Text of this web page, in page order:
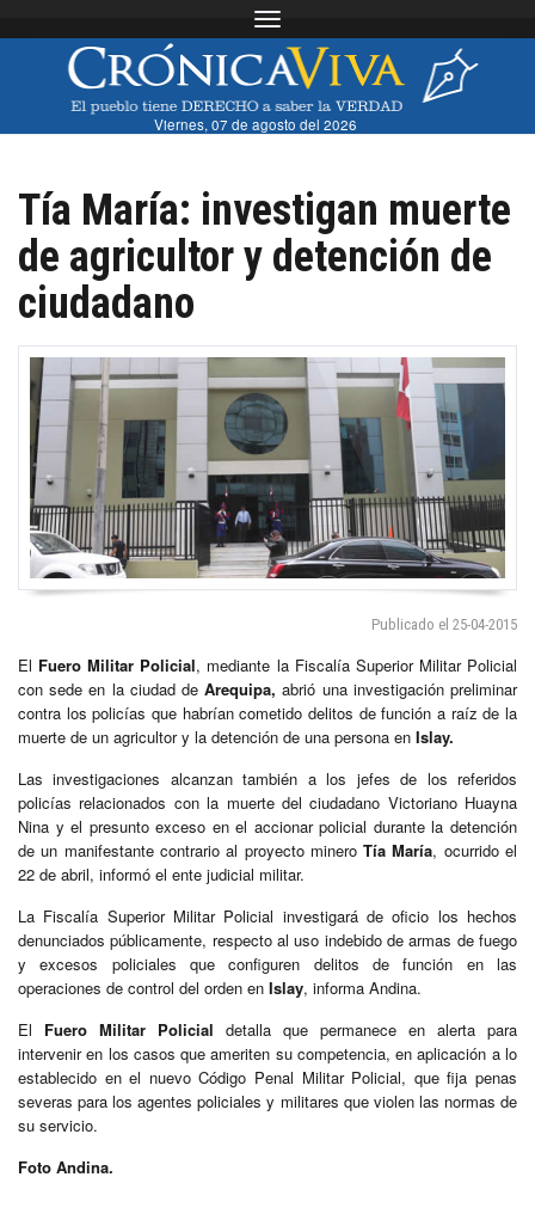
Toggle navigation
Viernes, 07 de agosto del 2026
Tía María: investigan muerte
de agricultor y detención de
ciudadano
Publicado el 25-04-2015
El Fuero Militar Policial, mediante la Fiscalía Superior Militar Policial
con sede en la ciudad deArequipa, abrió una investigación preliminar
contra los policías que habrían cometido delitos de función a raíz de la
muerte de un agricultor y la detención de una persona en Islay.
Las investigaciones alcanzan también a los jefes de los referidos
policías relacionados con la muerte del ciudadano Victoriano Huayna
Nina y el presunto exceso en el accionar policial durante la detención
de un manifestante contrario al proyecto mineroTía María, ocurrido el
22 de abril, informó el ente judicial militar.
La Fiscalía Superior Militar Policial investigará de oficio los hechos
denunciados públicamente, respecto al uso indebido de armas de fuego
y excesos policiales que configuren delitos de función en las
operaciones de control del orden en Islay, informa Andina.
El Fuero Militar Policial detalla que permanece en alerta para
intervenir en los casos que ameriten su competencia, en aplicación a lo
establecido en el nuevo Código Penal Militar Policial, que fija penas
severas para los agentes policiales y militares que violen las normas de
su servicio.
Foto Andina.